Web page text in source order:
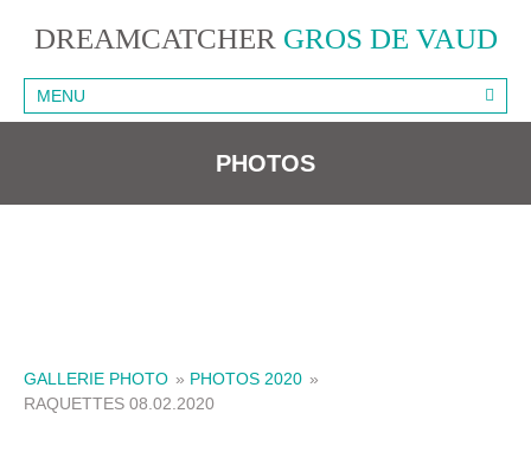
DREAMCATCHER GROS DE VAUD
MENU
PHOTOS
GALLERIE PHOTO » PHOTOS 2020 »
RAQUETTES 08.02.2020